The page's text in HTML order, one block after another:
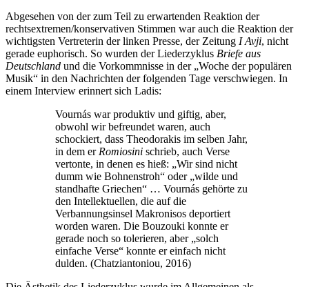
Abgesehen von der zum Teil zu erwartenden Reaktion der
rechtsextremen/konservativen Stimmen war auch die Reaktion der
wichtigsten Vertreterin der linken Presse, der Zeitung I Avji, nicht
gerade euphorisch. So wurden der Liederzyklus Briefe aus
Deutschland und die Vorkommnisse in der „Woche der populären
Musik“ in den Nachrichten der folgenden Tage verschwiegen. In
einem Interview erinnert sich Ladis:
Vournás war produktiv und giftig, aber,
obwohl wir befreundet waren, auch
schockiert, dass Theodorakis im selben Jahr,
in dem er Romiosini schrieb, auch Verse
vertonte, in denen es hieß: „Wir sind nicht
dumm wie Bohnenstroh“ oder „wilde und
standhafte Griechen“ … Vournás gehörte zu
den Intellektuellen, die auf die
Verbannungsinsel Makronisos deportiert
worden waren. Die Bouzouki konnte er
gerade noch so tolerieren, aber „solch
einfache Verse“ konnte er einfach nicht
dulden. (Chatziantoniou, 2016)